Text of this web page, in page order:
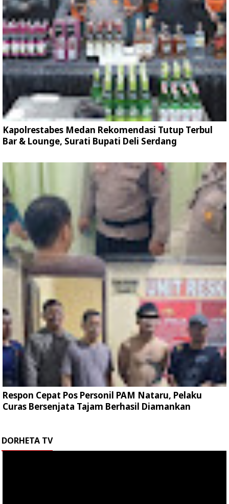
Kapolrestabes Medan Rekomendasi Tutup Terbul
Bar & Lounge, Surati Bupati Deli Serdang
Respon Cepat Pos Personil PAM Nataru, Pelaku
Curas Bersenjata Tajam Berhasil Diamankan
DORHETA TV